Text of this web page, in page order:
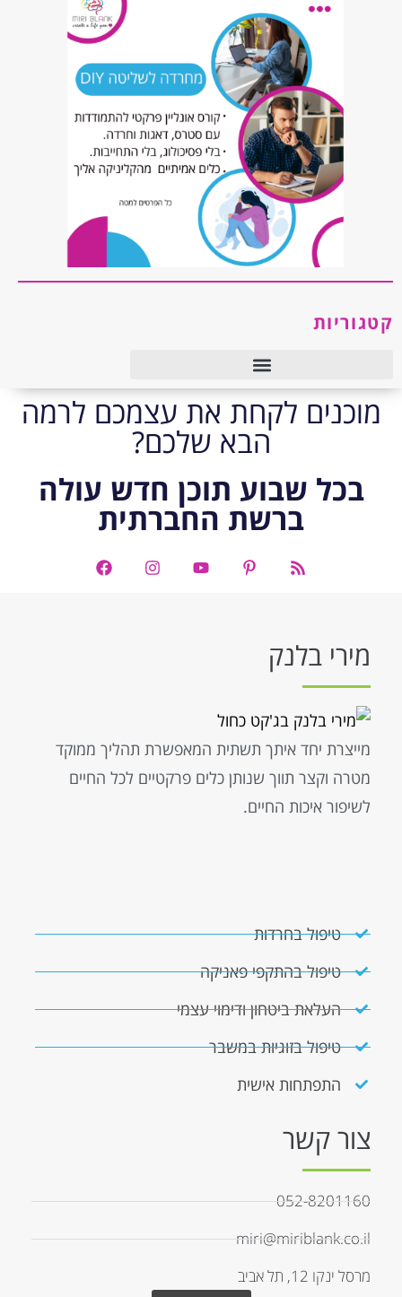
קטגוריות
מוכנים לקחת את עצמכם לרמה
הבא שלכם?
בכל שבוע תוכן חדש עולה
ברשת החברתית
מירי בלנק
מייצרת יחד איתך תשתית המאפשרת תהליך ממוקד
מטרה וקצר תווך שנותן כלים פרקטיים לכל החיים
לשיפור איכות החיים.
טיפול בחרדות
טיפול בהתקפי פאניקה
העלאת ביטחון ודימוי עצמי
טיפול בזוגיות במשבר
התפתחות אישית
צור קשר
052-8201160
miri@miriblank.co.il
מרסל ינקו 12, תל אביב